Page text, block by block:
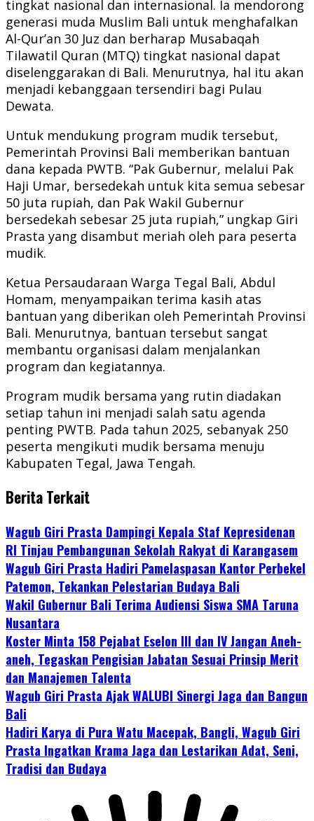
tingkat nasional dan internasional. Ia mendorong
generasi muda Muslim Bali untuk menghafalkan
Al-Qur’an 30 Juz dan berharap Musabaqah
Tilawatil Quran (MTQ) tingkat nasional dapat
diselenggarakan di Bali. Menurutnya, hal itu akan
menjadi kebanggaan tersendiri bagi Pulau
Dewata.
Untuk mendukung program mudik tersebut,
Pemerintah Provinsi Bali memberikan bantuan
dana kepada PWTB. “Pak Gubernur, melalui Pak
Haji Umar, bersedekah untuk kita semua sebesar
50 juta rupiah, dan Pak Wakil Gubernur
bersedekah sebesar 25 juta rupiah,” ungkap Giri
Prasta yang disambut meriah oleh para peserta
mudik.
Ketua Persaudaraan Warga Tegal Bali, Abdul
Homam, menyampaikan terima kasih atas
bantuan yang diberikan oleh Pemerintah Provinsi
Bali. Menurutnya, bantuan tersebut sangat
membantu organisasi dalam menjalankan
program dan kegiatannya.
Program mudik bersama yang rutin diadakan
setiap tahun ini menjadi salah satu agenda
penting PWTB. Pada tahun 2025, sebanyak 250
peserta mengikuti mudik bersama menuju
Kabupaten Tegal, Jawa Tengah.
Berita Terkait
Wagub Giri Prasta Dampingi Kepala Staf Kepresidenan
RI Tinjau Pembangunan Sekolah Rakyat di Karangasem
Wagub Giri Prasta Hadiri Pamelaspasan Kantor Perbekel
Patemon, Tekankan Pelestarian Budaya Bali
Wakil Gubernur Bali Terima Audiensi Siswa SMA Taruna
Nusantara
Koster Minta 158 Pejabat Eselon III dan IV Jangan Aneh-
aneh, Tegaskan Pengisian Jabatan Sesuai Prinsip Merit
dan Manajemen Talenta
Wagub Giri Prasta Ajak WALUBI Sinergi Jaga dan Bangun
Bali
Hadiri Karya di Pura Watu Macepak, Bangli, Wagub Giri
Prasta Ingatkan Krama Jaga dan Lestarikan Adat, Seni,
Tradisi dan Budaya